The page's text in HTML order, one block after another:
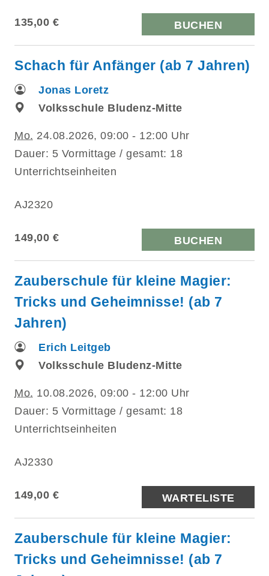
135,00 € BUCHEN
Schach für Anfänger (ab 7 Jahren)
Jonas Loretz
Volksschule Bludenz-Mitte
Mo. 24.08.2026, 09:00 - 12:00 Uhr
Dauer: 5 Vormittage / gesamt: 18
Unterrichtseinheiten
AJ2320
149,00 € BUCHEN
Zauberschule für kleine Magier:
Tricks und Geheimnisse! (ab 7
Jahren)
Erich Leitgeb
Volksschule Bludenz-Mitte
Mo. 10.08.2026, 09:00 - 12:00 Uhr
Dauer: 5 Vormittage / gesamt: 18
Unterrichtseinheiten
AJ2330
149,00 € WARTELISTE
Zauberschule für kleine Magier:
Tricks und Geheimnisse! (ab 7